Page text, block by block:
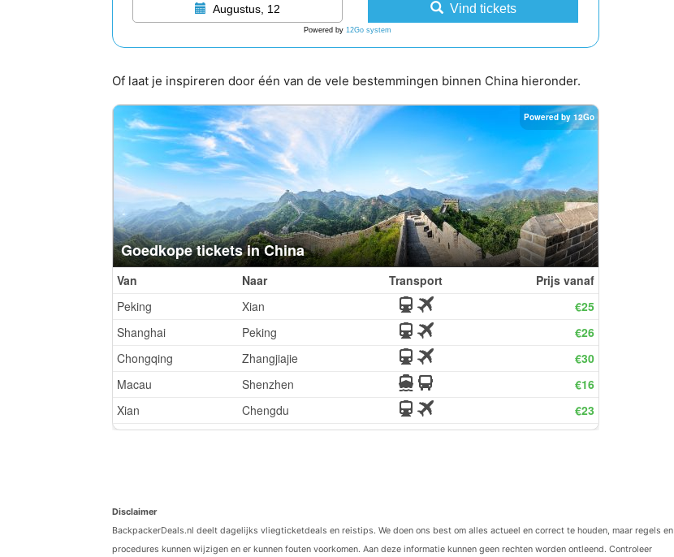
Augustus, 12 Vind tickets
Powered by 12Go system
Of laat je inspireren door één van de vele bestemmingen binnen China hieronder.
Disclaimer
BackpackerDeals.nl deelt dagelijks vliegticketdeals en reistips. We doen ons best om alles actueel en correct te houden, maar regels en
procedures kunnen wijzigen en er kunnen fouten voorkomen. Aan deze informatie kunnen geen rechten worden ontleend. Controleer